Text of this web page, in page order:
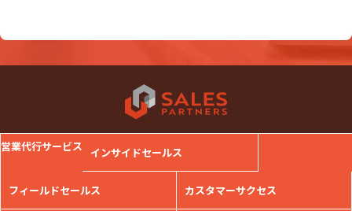
営業代行サービス インサイドセールス
フィールドセールス カスタマーサクセス